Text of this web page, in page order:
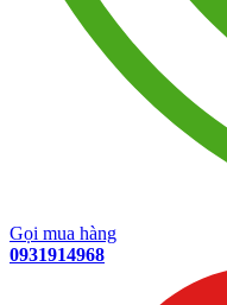
Gọi mua hàng
0931914968